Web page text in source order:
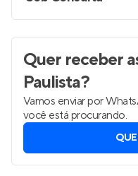
Quer receber
Paulista?
Vamos enviar por
você está procurando.